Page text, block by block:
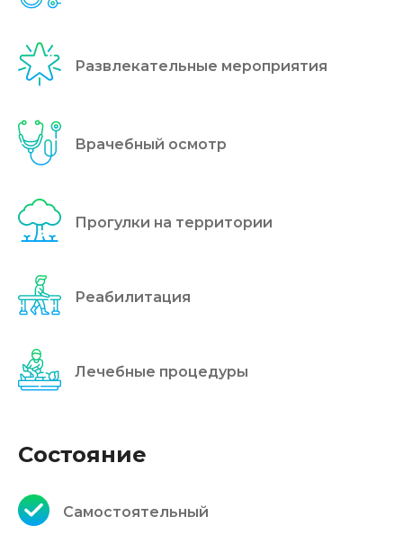
Развлекательные мероприятия
Врачебный осмотр
Прогулки на территории
Реабилитация
Лечебные процедуры
Состояние
Самостоятельный